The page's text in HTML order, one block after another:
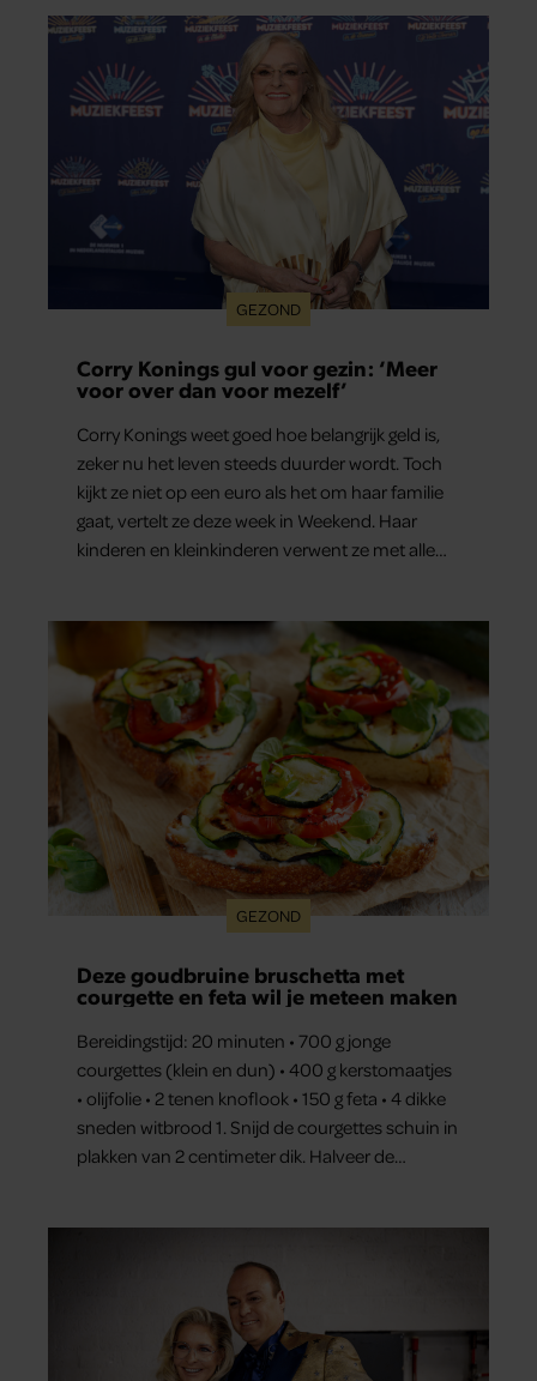
GEZOND
Corry Konings gul voor gezin: ‘Meer
voor over dan voor mezelf’
Corry Konings weet goed hoe belangrijk geld is,
zeker nu het leven steeds duurder wordt. Toch
kijkt ze niet op een euro als het om haar familie
gaat, vertelt ze deze week in Weekend. Haar
kinderen en kleinkinderen verwent ze met alle
GEZOND
Deze goudbruine bruschetta met
courgette en feta wil je meteen maken
Bereidingstijd: 20 minuten • 700 g jonge
courgettes (klein en dun) • 400 g kerstomaatjes
• olijfolie • 2 tenen knoflook • 150 g feta • 4 dikke
sneden witbrood 1. Snijd de courgettes schuin in
plakken van 2 centimeter dik. Halveer de